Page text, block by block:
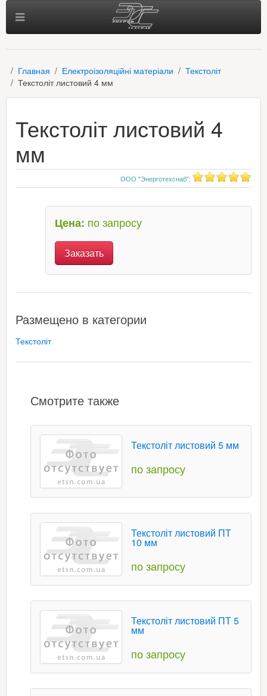
Главная Електроізоляційні матеріали
Текстоліт
Текстоліт листовий 4 мм
Текстоліт листовий 4
мм
ООО "Энерготехснаб":
Цена: по запросу
Заказать
Размещено в категории
Текстоліт
Смотрите также
Текстоліт листовий 5 мм
по запросу
Текстоліт листовий ПТ
10 мм
по запросу
Текстоліт листовий ПТ 5
мм
по запросу